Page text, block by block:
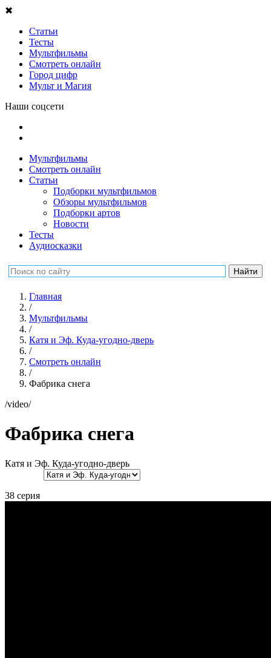
✖
Статьи
Тесты
Мультфильмы
Смотреть онлайн
Город цифр
Мульт и Магия
Наши соцсети
Мультфильмы
Смотреть онлайн
Статьи
Подборки мультфильмов
Обзоры мультфильмов
Подборки артов
Новости
Тесты
Аудиосказки
Главная
/
Мультфильмы
/
Катя и Эф. Куда-угодно-дверь
/
Смотреть онлайн
/
Фабрика снега
/video/
Фабрика снега
Катя и Эф. Куда-угодно-дверь
38 серия